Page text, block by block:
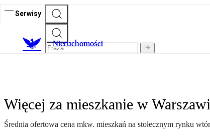
Serwisy
Nieruchomości
Więcej za mieszkanie w
Średnia ofertowa cena mkw. mieszkań na stołecznym rynku